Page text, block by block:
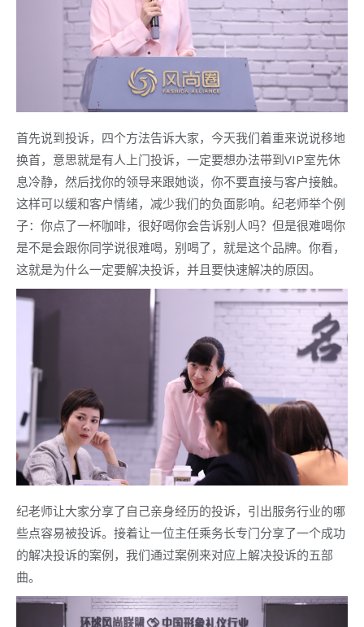
首先说到投诉，四个方法告诉大家，今天我们着重来说说移地
换首，意思就是有人上门投诉，一定要想办法带到VIP室先休
息冷静，然后找你的领导来跟她谈，你不要直接与客户接触。
这样可以缓和客户情绪，减少我们的负面影响。纪老师举个例
子：你点了一杯咖啡，很好喝你会告诉别人吗？但是很难喝你
是不是会跟你同学说很难喝，别喝了，就是这个品牌。你看，
这就是为什么一定要解决投诉，并且要快速解决的原因。
纪老师让大家分享了自己亲身经历的投诉，引出服务行业的哪
些点容易被投诉。接着让一位主任乘务长专门分享了一个成功
的解决投诉的案例，我们通过案例来对应上解决投诉的五部
曲。